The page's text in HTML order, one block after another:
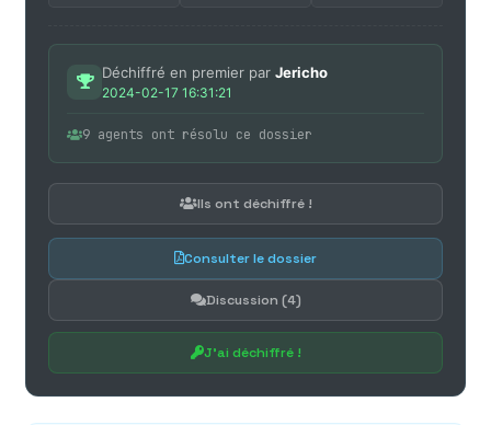
Déchiffré en premier par Jericho
2024-02-17 16:31:21
9 agents ont résolu ce dossier
Ils ont déchiffré !
Consulter le dossier
Discussion (4)
J'ai déchiffré !